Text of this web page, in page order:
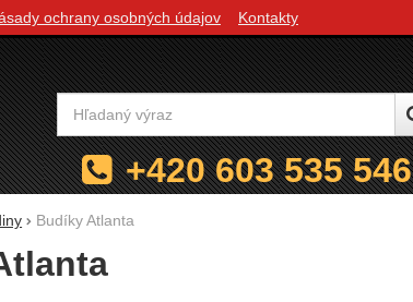
Budíky Atlanta
ochrany osobných údajov Kontakty
Vyhľadávanie
+420 603 535 546